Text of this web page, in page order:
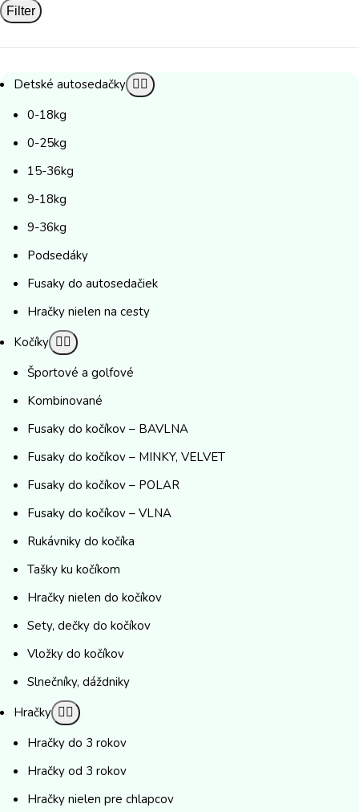
Filter
Detské autosedačky
0-18kg
0-25kg
15-36kg
9-18kg
9-36kg
Podsedáky
Fusaky do autosedačiek
Hračky nielen na cesty
Kočíky
Športové a golfové
Kombinované
Fusaky do kočíkov – BAVLNA
Fusaky do kočíkov – MINKY, VELVET
Fusaky do kočíkov – POLAR
Fusaky do kočíkov – VLNA
Rukávniky do kočíka
Tašky ku kočíkom
Hračky nielen do kočíkov
Sety, dečky do kočíkov
Vložky do kočíkov
Slnečníky, dáždniky
Hračky
Hračky do 3 rokov
Hračky od 3 rokov
Hračky nielen pre chlapcov